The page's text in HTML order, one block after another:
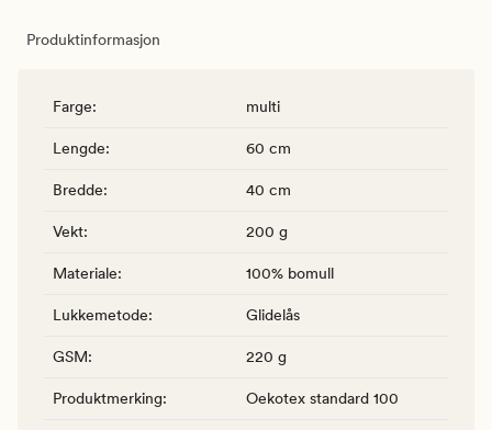
Produktinformasjon
Farge: multi
Lengde: 60 cm
Bredde: 40 cm
Vekt: 200 g
Materiale: 100% bomull
Lukkemetode: Glidelås
GSM: 220 g
Produktmerking: Oekotex standard 100